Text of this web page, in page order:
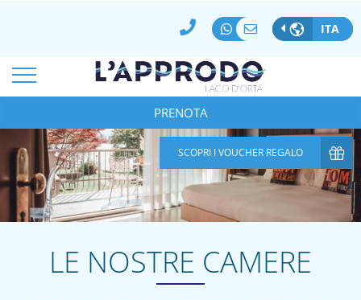
PRENOTA
ITA
PAGAMENTO 100% SICURO
ARRIVO* PARTENZA
08 Ago
CAMERE * ADULTI
2
BAMBINI
0
CODICE AZIENDA SPECIAL CODE
LE NOSTRE CAMERE
SCOPRI I VOUCHER REGALO